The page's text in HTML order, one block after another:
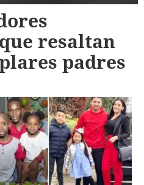
resaltan
padres